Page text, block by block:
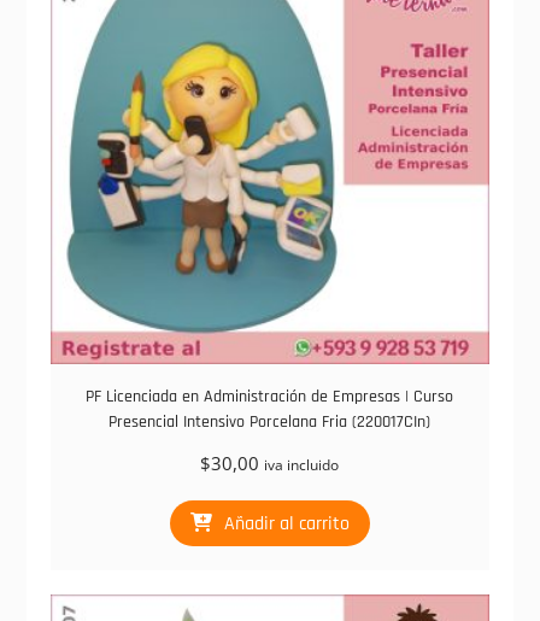
PF Licenciada en Administración de Empresas | Curso
Presencial Intensivo Porcelana Fria (220017CIn)
$30,00 iva incluido
Añadir al carrito